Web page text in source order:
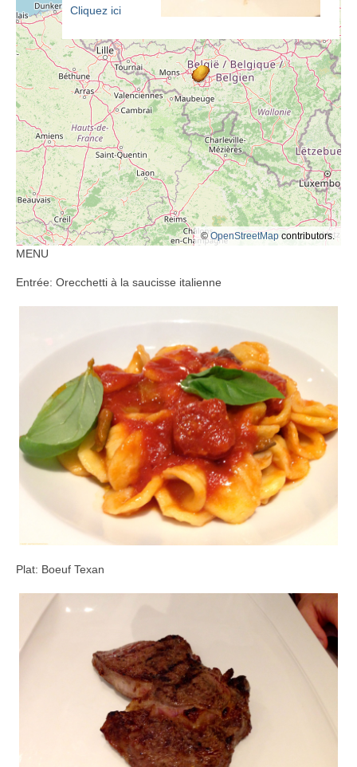
Cliquez ici
©OpenStreetMap contributors.
MENU
Entrée: Orecchetti à la saucisse italienne
Plat: Boeuf Texan